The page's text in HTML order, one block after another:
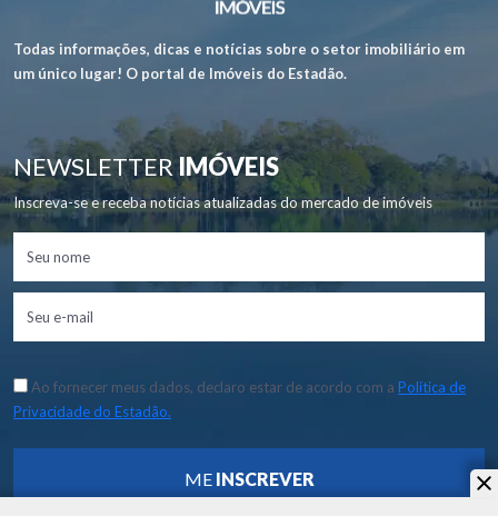
Todas informações, dicas e notícias sobre o setor imobiliário em
um único lugar! O portal de Imóveis do Estadão.
NEWSLETTERIMÓVEIS
Inscreva-se e receba notícias atualizadas do mercado de imóveis
Ao fornecer meus dados, declaro estar de acordo com a Política de
Privacidade do Estadão.
ME INSCREVER